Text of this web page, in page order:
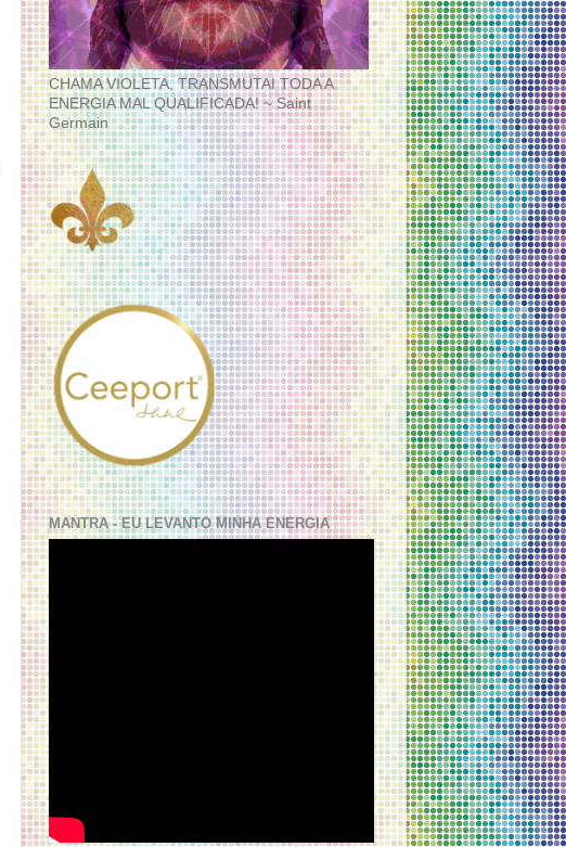
CHAMA VIOLETA, TRANSMUTAI TODA A
ENERGIA MAL QUALIFICADA! ~ Saint
Germain
MANTRA - EU LEVANTO MINHA ENERGIA